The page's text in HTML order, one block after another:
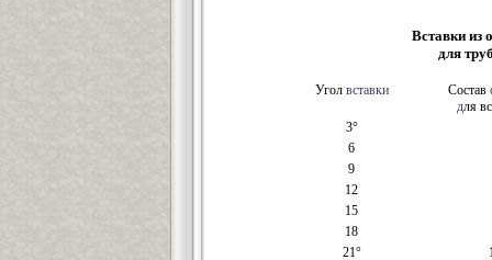
Вставки из
для
Угол вставки Состав
для
3°
6
9
12
15
18
21°